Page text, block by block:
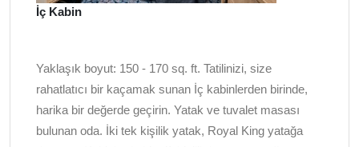
İç Kabin
Yaklaşık boyut: 150 - 170 sq. ft. Tatilinizi, size
rahatlatıcı bir kaçamak sunan İç kabinlerden birinde,
harika bir değerde geçirin. Yatak ve tuvalet masası
bulunan oda. İki tek kişilik yatak, Royal King yatağa